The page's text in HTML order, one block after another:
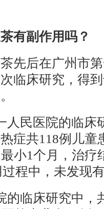
有副作用吗？
后在广州市第
临床研究，得
民医院的临床
症共118例儿童
小1个月，治疗
程中，未发现
临床研究中，